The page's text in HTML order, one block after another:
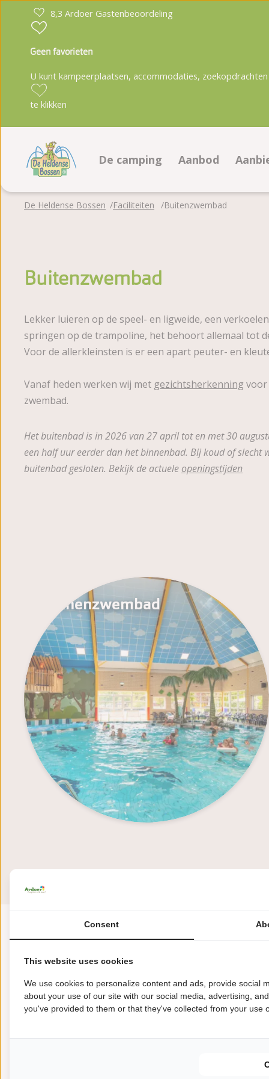
8,3 Ardoer Gastenbeoordeling
Geen favorieten
U kunt kampeerplaatsen, accommodaties,
te klikken
De camping
Faciliteiten
Beoordelingen
Aanbod
Kampeerplaatsen
De Heldense Bossen Faciliteiten Buitenzwembad
Buitenzwembad
Lekker luieren op de speel- en ligweide, een
springen op de trampoline, het behoort allemaal tot
Voor de allerkleinsten is er een apart peuter- en
Vanaf heden werken wij met gezichtsherkenning
zwembad.
Het buitenbad is in 2026 van 27 april tot en met 30
een half uur eerder dan het binnenbad. Bij koud of slecht
buitenbad gesloten. Bekijk de actuele openingstijden
Binnenzwembad
5988 NH Helden
Consent
This website uses cookies
We use cookies to personalize content and ads, provide social
about your use of our site with our social media, advertising,
you've provided to them or that they've collected from your use